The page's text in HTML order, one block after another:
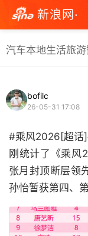
新浪网·
汽车本地生活旅游
bofilc
26-05-31 17:08
#乘风2026[超话
刚统计了《乘风
张月封顶断层领
孙怡暂获第四、第